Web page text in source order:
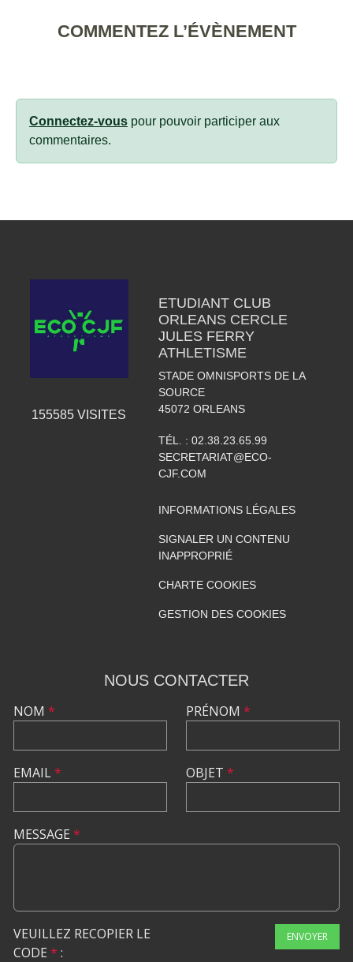
COMMENTEZ L’ÉVÈNEMENT
Connectez-vous pour pouvoir participer aux
commentaires.
155585 VISITES
ETUDIANT CLUB
ORLEANS CERCLE
JULES FERRY
ATHLETISME
STADE OMNISPORTS DE LA
SOURCE
45072 ORLEANS
TÉL. : 02.38.23.65.99
SECRETARIAT@ECO-
CJF.COM
INFORMATIONS LÉGALES
SIGNALER UN CONTENU
INAPPROPRIÉ
CHARTE COOKIES
GESTION DES COOKIES
NOUS CONTACTER
NOM *
EMAIL*
PRÉNOM *
OBJET *
MESSAGE *
VEUILLEZ RECOPIER LE
CODE * :
ENVOYER